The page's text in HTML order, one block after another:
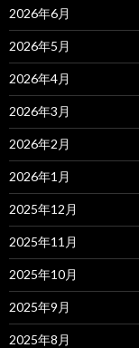
2026年6月
2026年5月
2026年4月
2026年3月
2026年2月
2026年1月
2025年12月
2025年11月
2025年10月
2025年9月
2025年8月